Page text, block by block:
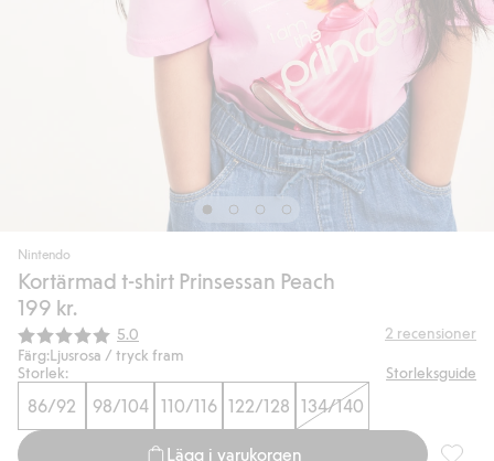
Nintendo
Kortärmad t-shirt Prinsessan Peach
199 kr.
Snittbetyg:
5.0 2 recensioner
Färg:Ljusrosa / tryck fram
Storlek:
Storleksguide
86/92 98/104 110/116 122/128 134/140
Lägg i varukorgen